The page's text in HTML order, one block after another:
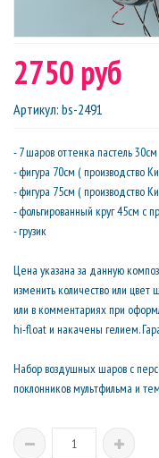
2750 руб
Артикул: bs-2491
- 7 шаров оттенка пастель 30см
- фигура 70см ( производство
- фигура 75см ( производство
- фольгированный круг 45см с
- грузик
Цена указана за данную
изменить количество или
или в комментариях при
hi-float и накачены гелием.
Набор воздушных шаров с
поклонников мультфильма и